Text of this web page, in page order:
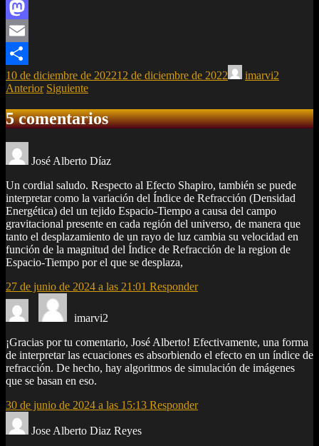
Facebook
Mastodon
Email
Compartir
10 de diciembre de 202212 de diciembre de 2022
imarvi2
Anterior Siguiente
5 comentarios
José Alberto Díaz
Un cordial saludo. Respecto al Efecto Shapiro, también se puede
interpretar como la variación del Índice de Refracción (Densidad
Energética) del un tejido Espacio-Tiempo a causa del campo
gravitacional presente en cada región del universo, de manera que
tanto el desplazamiento de un rayo de luz cambia su velocidad en
función de la magnitud del Índice de Refracción de la region de
Espacio-Tiempo por el que se desplaza,
27 de junio de 2024 a las 21:01 Responder
imarvi2
¡Gracias por tu comentario, José Alberto! Efectivamente, una forma
de interpretar las ecuaciones es absorbiendo el efecto en un índice de
refracción. De hecho, hay algoritmos de simulación de imágenes
que se basan en eso.
30 de junio de 2024 a las 15:13 Responder
Jose Alberto Diaz Reyes